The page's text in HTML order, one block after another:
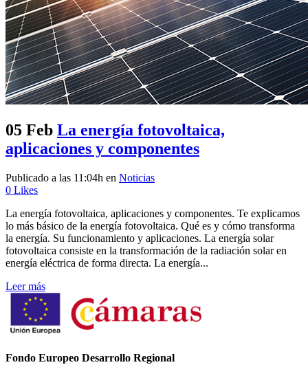
05 Feb La energía fotovoltaica,
aplicaciones y componentes
Publicado a las 11:04h en Noticias
0 Likes
La energía fotovoltaica, aplicaciones y componentes. Te explicamos
lo más básico de la energía fotovoltaica. Qué es y cómo transforma
la energía. Su funcionamiento y aplicaciones. La energía solar
fotovoltaica consiste en la transformación de la radiación solar en
energía eléctrica de forma directa. La energía...
Leer más
Fondo Europeo Desarrollo Regional